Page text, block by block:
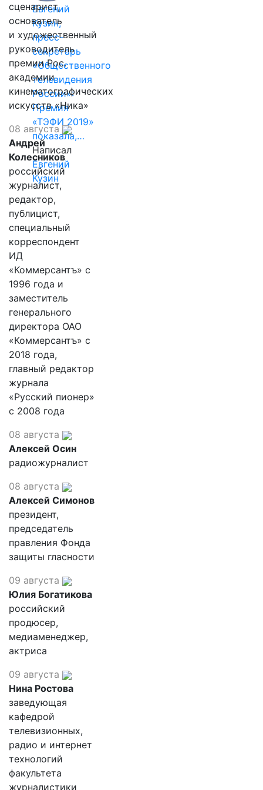
Евгений
Кузин,
пресс-
секретарь
«Общественного
телевидения
России»:
Премия
«ТЭФИ 2019»
показала,…
Написал
Евгений
Кузин
сценарист,
основатель
и художественный
руководитель
премии Рос.
академии
кинематографических
искусств «Ника»
08 августа
Андрей
Колесников
российский
журналист,
редактор,
публицист,
специальный
корреспондент
ИД
«Коммерсантъ» с
1996 года и
заместитель
генерального
директора ОАО
«Коммерсантъ» с
2018 года,
главный редактор
журнала
«Русский пионер»
с 2008 года
08 августа
Алексей Осин
радиожурналист
08 августа
Алексей Симонов
президент,
председатель
правления Фонда
защиты гласности
09 августа
Юлия Богатикова
российский
продюсер,
медиаменеджер,
актриса
09 августа
Нина Ростова
заведующая
кафедрой
телевизионных,
радио и интернет
технологий
факультета
журналистики